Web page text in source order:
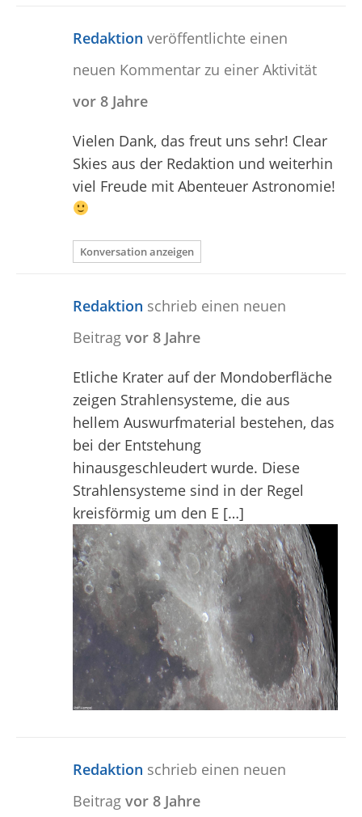
Redaktion veröffentlichte einen
neuen Kommentar zu einer Aktivität
vor 8 Jahre
Vielen Dank, das freut uns sehr! Clear
Skies aus der Redaktion und weiterhin
viel Freude mit Abenteuer Astronomie!
Konversation anzeigen
Redaktion schrieb einen neuen
Beitrag vor 8 Jahre
Etliche Krater auf der Mondoberfläche
zeigen Strahlensysteme, die aus
hellem Auswurfmaterial bestehen, das
bei der Entstehung
hinausgeschleudert wurde. Diese
Strahlensysteme sind in der Regel
kreisförmig um den E […]
Redaktion schrieb einen neuen
Beitrag vor 8 Jahre